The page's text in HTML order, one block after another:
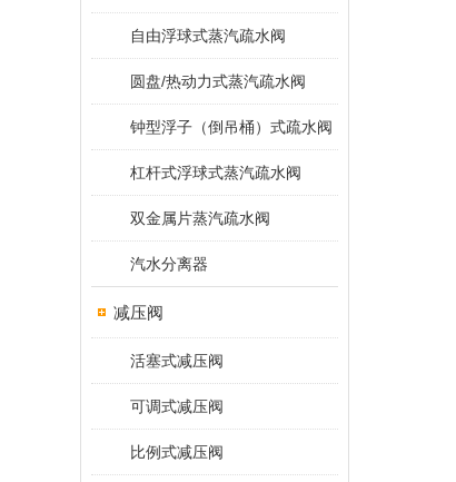
自由浮球式蒸汽疏水阀
圆盘/热动力式蒸汽疏水阀
钟型浮子（倒吊桶）式疏水阀
杠杆式浮球式蒸汽疏水阀
双金属片蒸汽疏水阀
汽水分离器
减压阀
活塞式减压阀
可调式减压阀
比例式减压阀